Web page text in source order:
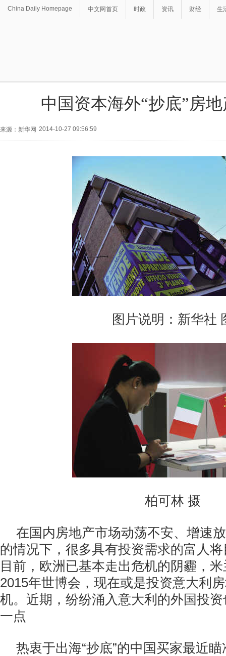
China Daily Homepage 中文网首页 时政 资讯 财经 生
中国资本海外“抄底”房
来源：新华网 2014-10-27 09:56:59
图片说明：新华社
柏可林 摄
在国内房地产市场动荡不安、增速
的情况下，很多具有投资需求的富人
目前，欧洲已基本走出危机的阴霾，
2015年世博会，现在或是投资意大利
机。近期，纷纷涌入意大利的外国投
一点
热衷于出海“抄底”的中国买家最近